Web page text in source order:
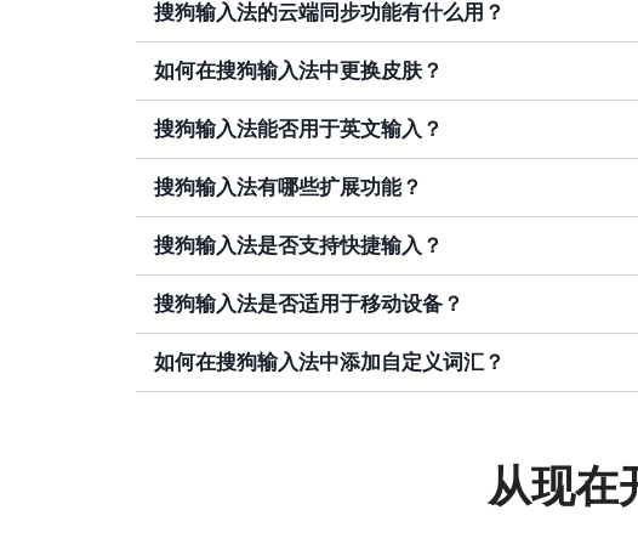
搜狗输入法的云端同步功能有什么用？
如何在搜狗输入法中更换皮肤？
搜狗输入法能否用于英文输入？
搜狗输入法有哪些扩展功能？
搜狗输入法是否支持快捷输入？
搜狗输入法是否适用于移动设备？
如何在搜狗输入法中添加自定义词汇？
从现在